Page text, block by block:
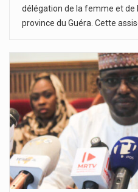
délégation de la femme et de
province du Guéra. Cette